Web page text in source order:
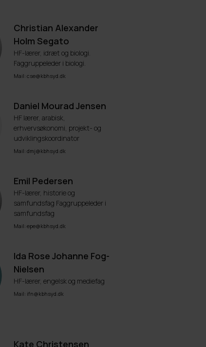
Christian Alexander
Holm Segato
HF-lærer, idræt og biologi.
Faggruppeleder i biologi.
Mail: cse@kbhsyd.dk
Daniel Mourad Jensen
HF lærer, arabisk,
erhvervsøkonomi, projekt- og
udviklingskoordinator
Mail: dmj@kbhsyd.dk
Emil Pedersen
HF-lærer, historie og
samfundsfag Faggruppeleder i
samfundsfag
Mail: epe@kbhsyd.dk
Ida Rose Johanne Fog-
Nielsen
HF-lærer, engelsk og mediefag
Mail: ifn@kbhsyd.dk
Kate Christensen